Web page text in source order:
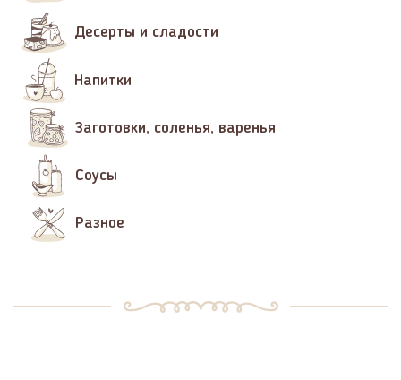
Десерты и сладости
Напитки
Заготовки, соленья, варенья
Соусы
Разное